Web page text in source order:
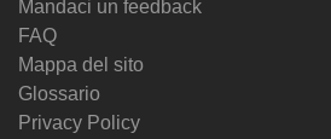
Mandaci un feedback
FAQ
Mappa del sito
Glossario
Privacy Policy